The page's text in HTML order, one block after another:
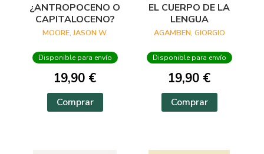
¿ANTROPOCENO O
CAPITALOCENO?
MOORE, JASON W.
Disponible para envío
19,90 €
Comprar
EL CUERPO DE LA
LENGUA
AGAMBEN, GIORGIO
Disponible para envío
19,90 €
Comprar